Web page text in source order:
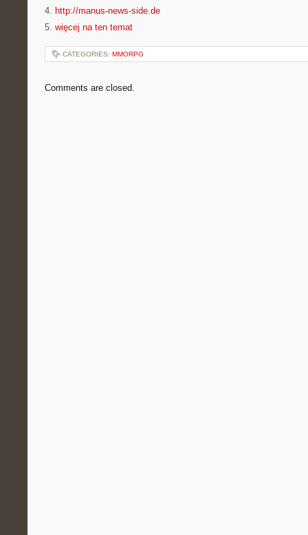
4. http://manus-news-side.de
5. więcej na ten temat
CATEGORIES: MMORPG
Comments are closed.